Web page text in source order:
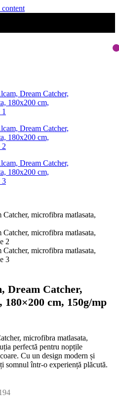
Dream Catcher,
cm, 150g/mp
microfibra matlasata,
perfectă pentru nopțile
Cu un design modern și
somnul într-o experiență plăcută.